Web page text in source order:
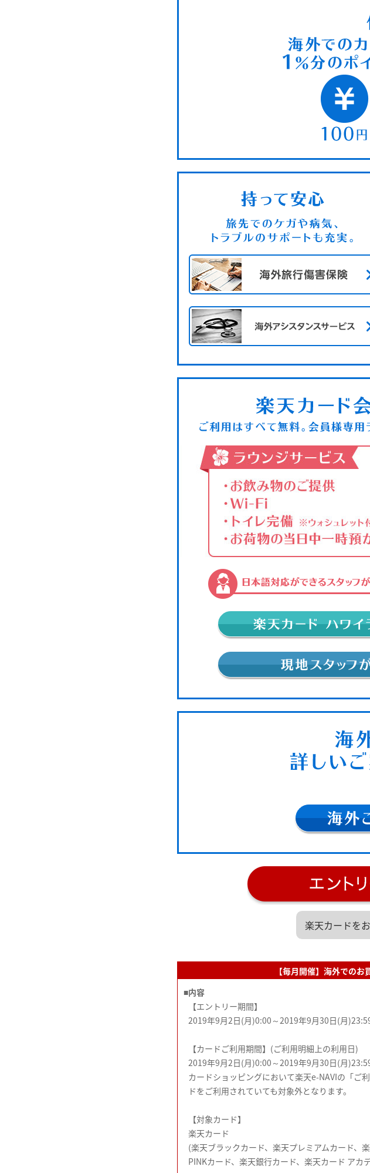
楽天カードを
【毎月開催】海外での
■内容
【エントリー期間】
2019年9月2日(月)0:00～2019年9月30日(月
【カードご利用期間】(ご利用明細上の利用日)
2019年9月2日(月)0:00～2019年9月30日(月
カードショッピングにおいて楽天e-NAVIの「ご
ドをご利用されていても対象外となります。
【対象カード】
楽天カード
(楽天ブラックカード、楽天プレミアムカード、
PINKカード、楽天銀行カード、楽天カード ア